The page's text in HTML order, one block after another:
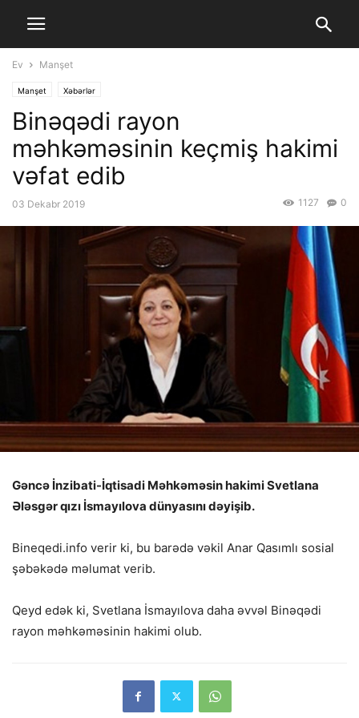
Ev Manşet
Manşet Xəbərlər
Binəqədi rayon
məhkəməsinin keçmiş hakimi
vəfat edib
03 Dekabr 2019 0
1127
Gəncə İnzibati-İqtisadi Məhkəməsin hakimi Svetlana
Ələsgər qızı İsmayılova dünyasını dəyişib.
Bineqedi.info verir ki, bu barədə vəkil Anar Qasımlı sosial
şəbəkədə məlumat verib.
Qeyd edək ki, Svetlana İsmayılova daha əvvəl Binəqədi
rayon məhkəməsinin hakimi olub.